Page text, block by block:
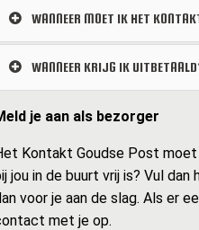
WANNEER MOET IK HET
WANNEER KRIJG IK
je aan als bezorger
Kontakt Goudse Post moet
jou in de buurt vrij is? Vul
voor je aan de slag. Als er
met je op.